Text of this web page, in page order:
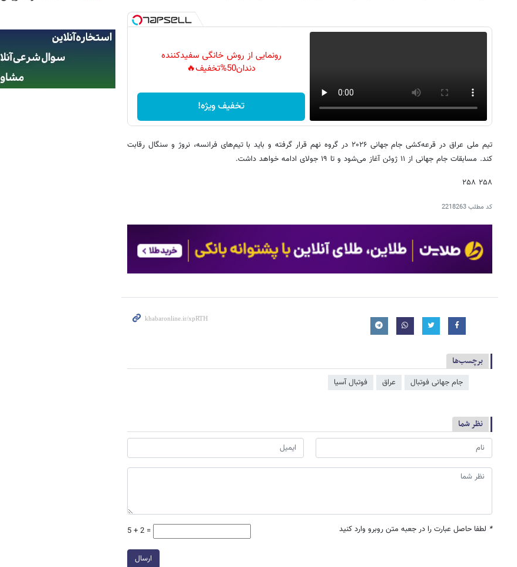
رونمایی از روش خانگی سفیدکننده
دندان50%تخفیف🔥
تخفیف ویژه!
تیم ملی عراق در قرعه‌کشی جام جهانی ۲۰۲۶ در گروه نهم قرار گرفته و باید با تیم‌های فرانسه، نروژ و سنگال رقابت
کند. مسابقات جام جهانی از ۱۱ ژوئن آغاز می‌شود و تا ۱۹ جولای ادامه خواهد داشت.
۲۵۸ ۲۵۸
کد مطلب2218263
برچسب‌ها
جام جهانی فوتبال عراق فوتبال آسیا
نظر شما
* لطفا حاصل عبارت را در جعبه متن روبرو وارد کنید 5 + 2 =
ارسال